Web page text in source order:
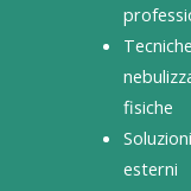
fisiche
esterni